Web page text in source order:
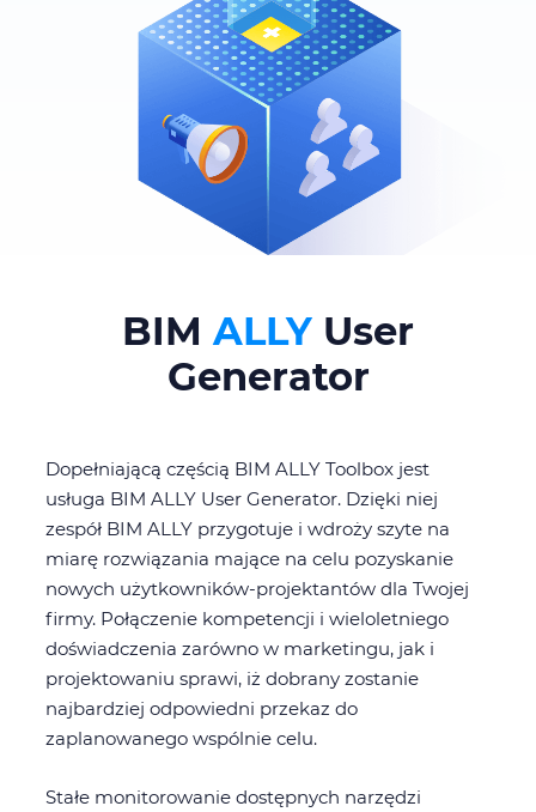
BIMALLY User
Generator
Dopełniającą częścią BIM ALLY Toolbox jest
usługa BIM ALLY User Generator. Dzięki niej
zespół BIM ALLY przygotuje i wdroży szyte na
miarę rozwiązania mające na celu pozyskanie
nowych użytkowników-projektantów dla Twojej
firmy. Połączenie kompetencji i wieloletniego
doświadczenia zarówno w marketingu, jak i
projektowaniu sprawi, iż dobrany zostanie
najbardziej odpowiedni przekaz do
zaplanowanego wspólnie celu.
Stałe monitorowanie dostępnych narzędzi